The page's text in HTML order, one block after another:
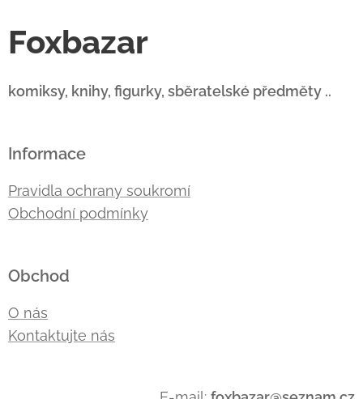
Foxbazar
komiksy, knihy, figurky, sběratelské předměty ..
Informace
Pravidla ochrany soukromí
Obchodní podmínky
Obchod
O nás
Kontaktujte nás